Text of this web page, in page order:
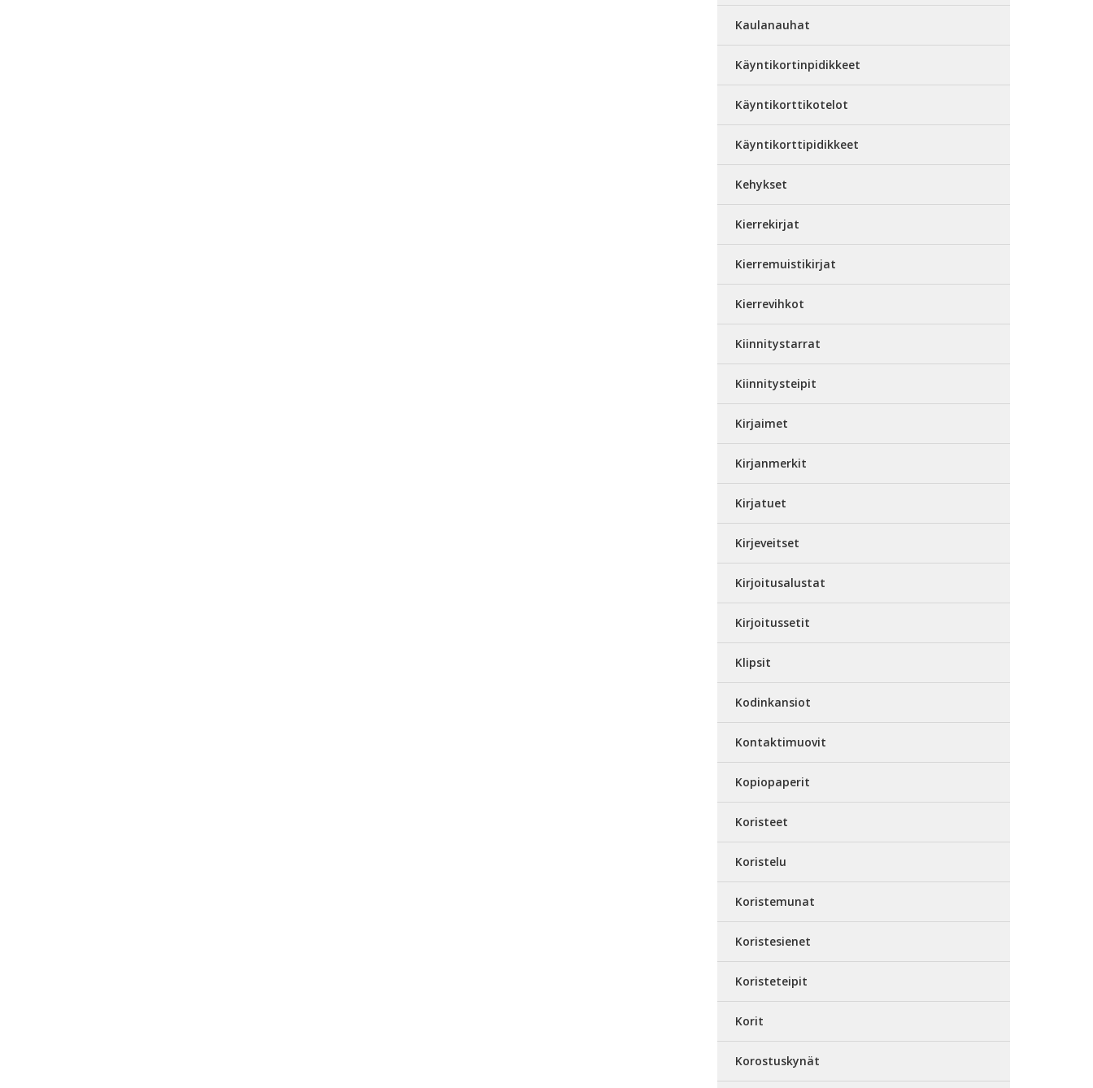
Kaulanauhat
Käyntikortinpidikkeet
Käyntikorttikotelot
Käyntikorttipidikkeet
Kehykset
Kierrekirjat
Kierremuistikirjat
Kierrevihkot
Kiinnitystarrat
Kiinnitysteipit
Kirjaimet
Kirjanmerkit
Kirjatuet
Kirjeveitset
Kirjoitusalustat
Kirjoitussetit
Klipsit
Kodinkansiot
Kontaktimuovit
Kopiopaperit
Koristeet
Koristelu
Koristemunat
Koristesienet
Koristeteipit
Korit
Korostuskynät